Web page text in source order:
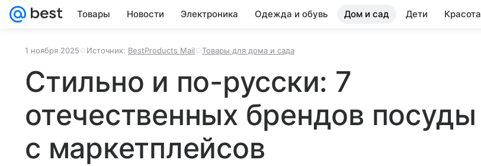
Товары Новости Электроника Одежда и обувь Дом и сад Дети Красота
1 ноября 2025 Источник: BestProducts Mail Товары для дома и сада
Стильно и по-русски: 7
отечественных брендов посуды
с маркетплейсов